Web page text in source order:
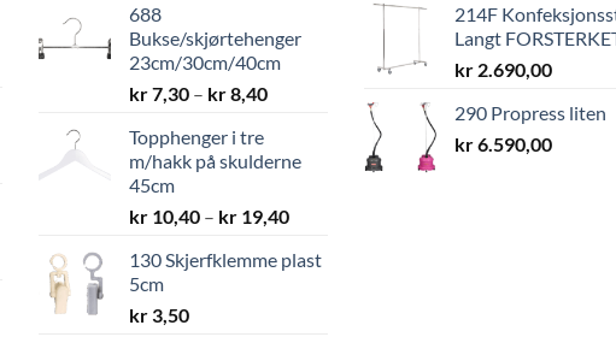
688
Bukse/skjørtehenger
23cm/30cm/40cm
kr7,30 – kr8,40Prisområde:
kr 8,40
Topphenger i tre
m/hakk på skulderne
45cm
kr 10,40 – kr 19,40Prisområde:
til
130 Skjerfklemme plast
5cm
kr 3,50
214F
Langt
kr 2.690,00
290 Propress liten
kr6.590,00